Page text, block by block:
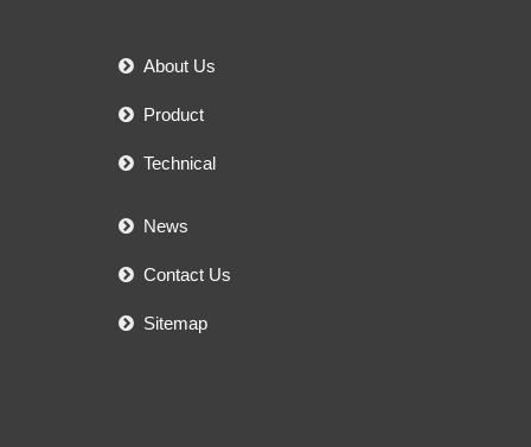
About Us
Product
Technical
News
Contact Us
Sitemap